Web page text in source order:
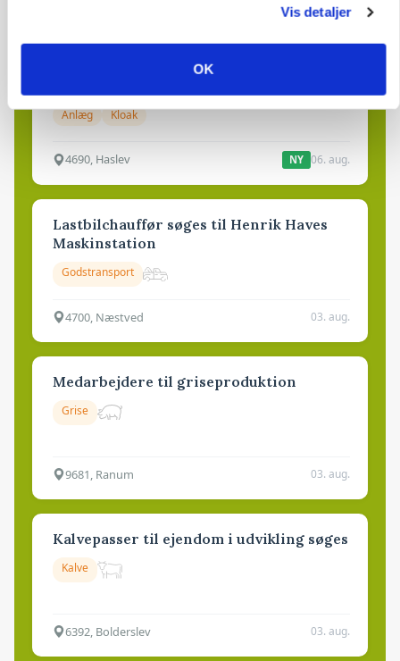
Vis detaljer
OK
Rørlægger / håndmand søges til
Anlæg Kloak
4690, Haslev NY 06. aug.
Lastbilchauffør søges til Henrik Haves
Maskinstation
Godstransport
4700, Næstved 03. aug.
Medarbejdere til griseproduktion
Grise
9681, Ranum 03. aug.
Kalvepasser til ejendom i udvikling søges
Kalve
6392, Bolderslev 03. aug.